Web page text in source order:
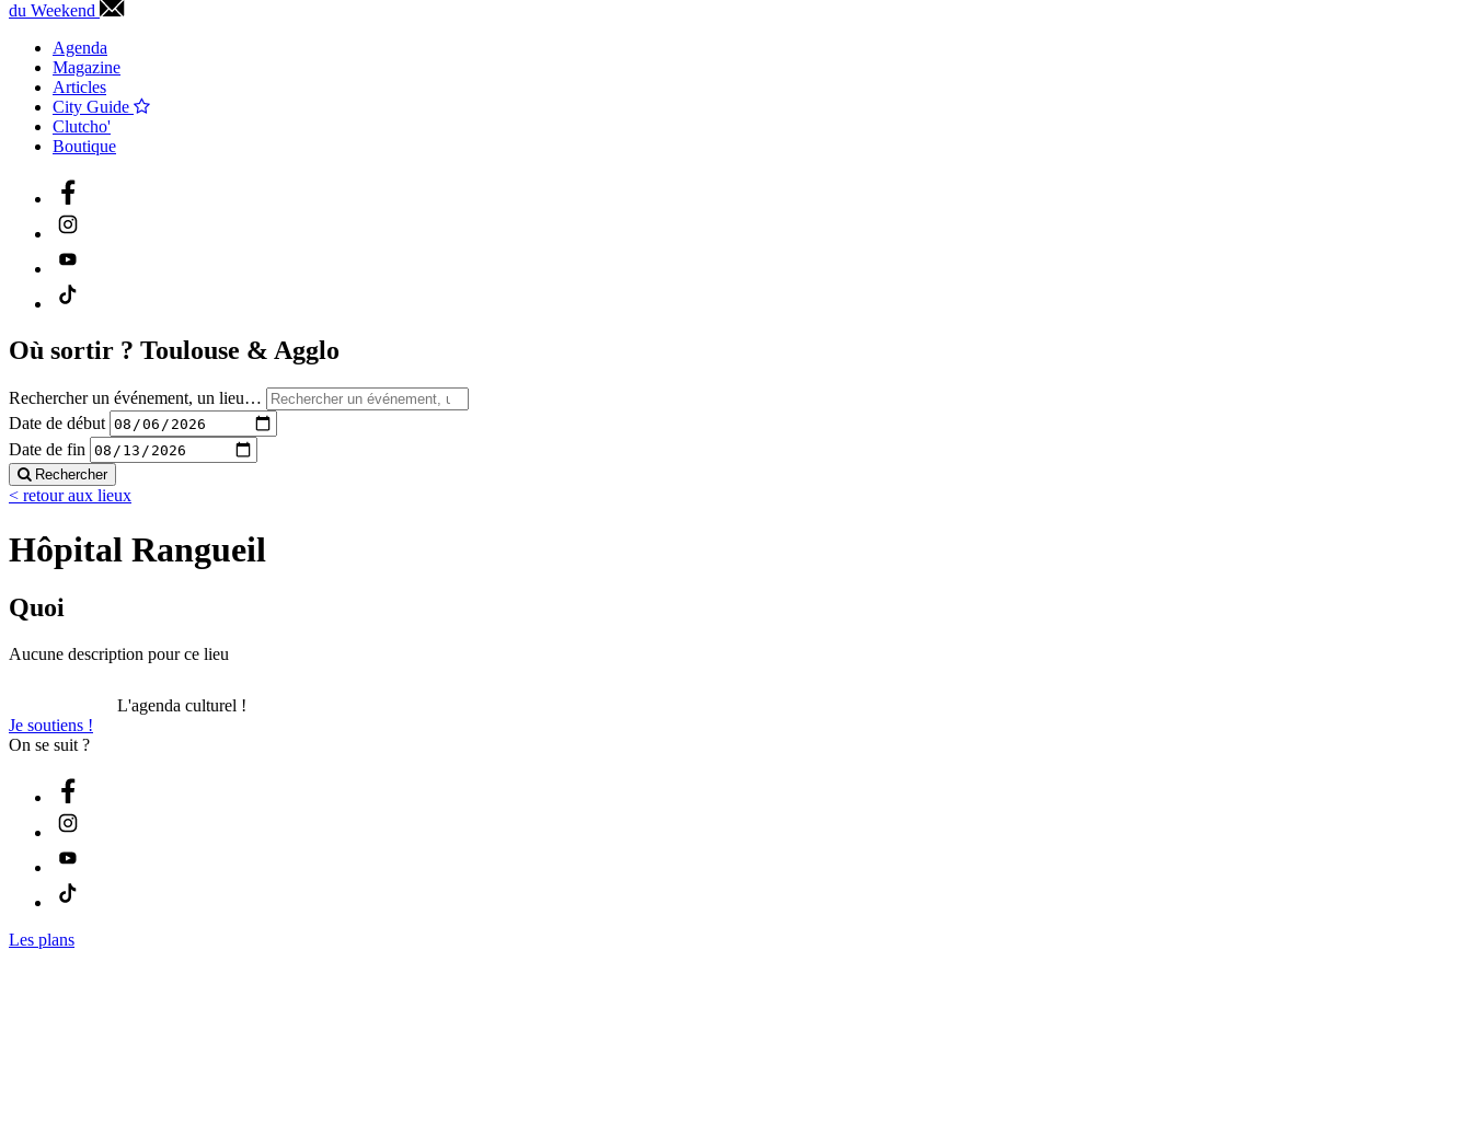
du Weekend
Agenda
Magazine
Articles
City Guide
Clutcho'
Boutique
Où sortir ? Toulouse & Agglo
Rechercher un événement, un lieu…
Date de début
Date de fin
Rechercher
< retour aux lieux
Hôpital Rangueil
Quoi
Aucune description pour ce lieu
L'agenda culturel !
Je soutiens !
On se suit ?
Les plans